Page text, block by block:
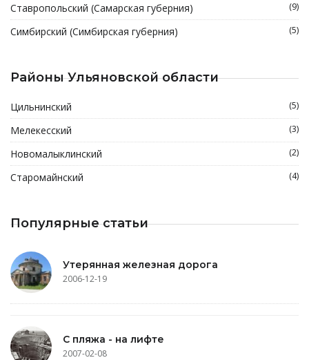
Ставропольский (Самарская губерния) (9)
Симбирский (Симбирская губерния) (5)
Районы Ульяновской области
Цильнинский (5)
Мелекесский (3)
Новомалыклинский (2)
Старомайнский (4)
Популярные статьи
Утерянная железная дорога
2006-12-19
С пляжа - на лифте
2007-02-08